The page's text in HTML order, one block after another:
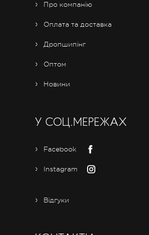
Про компанію
Оплата та доставка
Дропшипінг
Оптом
Новини
У СОЦ.МЕРЕЖАХ
Facebook
Instagram
Відгуки